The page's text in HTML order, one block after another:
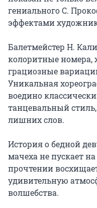
гениального С.
эффектами
Балетмейстер Н.
колоритные номера,
грациозные
Уникальная
воедино
танцевальный
лишних слов.
История о бедной
мачеха не пускает
прочтении
удивительную
волшебства.